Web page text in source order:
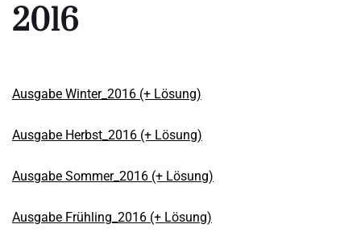
2016
Ausgabe Winter_2016 (+ Lösung)
Ausgabe Herbst_2016 (+ Lösung)
Ausgabe Sommer_2016 (+ Lösung)
Ausgabe Frühling_2016 (+ Lösung)